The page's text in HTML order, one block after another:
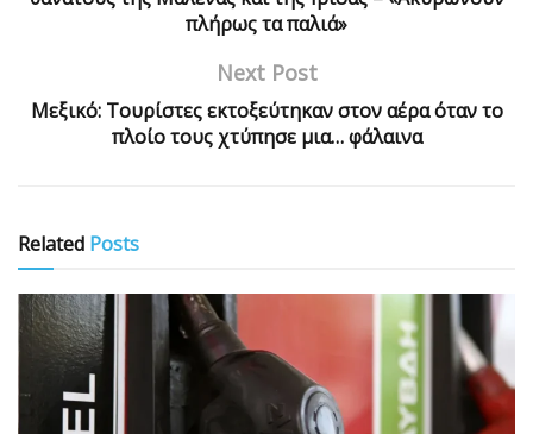
πλήρως τα παλιά»
Next Post
Μεξικό: Τουρίστες εκτοξεύτηκαν στον αέρα όταν το
πλοίο τους χτύπησε μια… φάλαινα
Related Posts